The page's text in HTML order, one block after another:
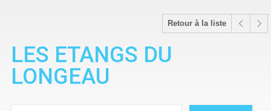
Retour à la liste
LES ETANGS DU
LONGEAU